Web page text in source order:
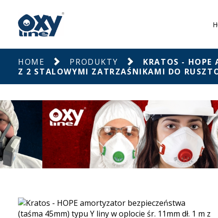
HOME PRODUKTY
KRATOS - HOPE
Z 2 STALOWYMI ZATRZAŚNIKAMI DO